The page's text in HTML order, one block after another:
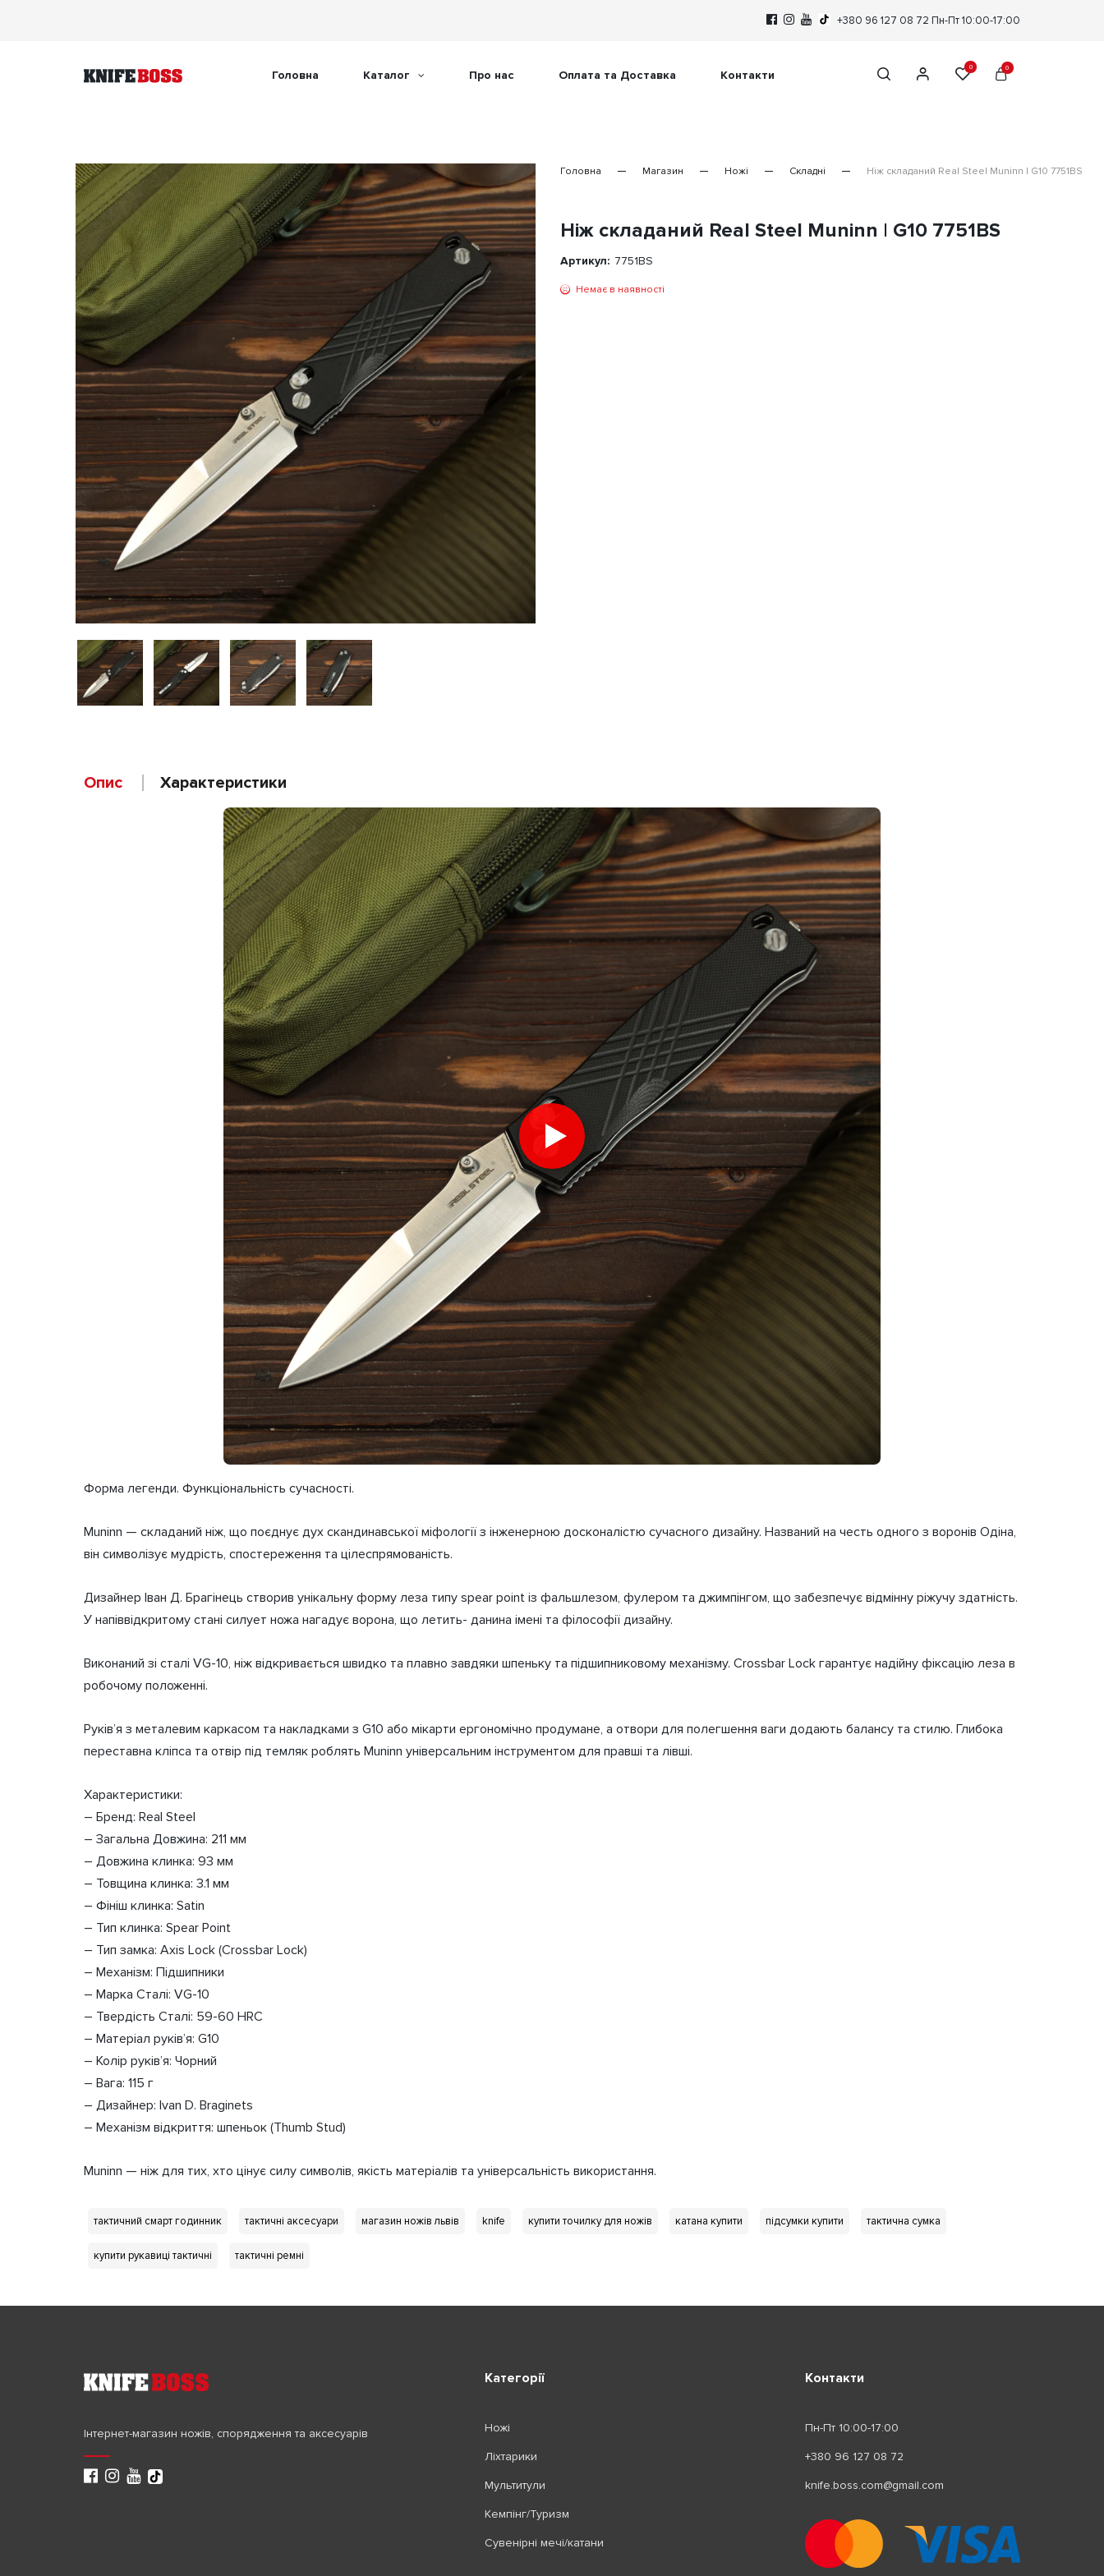
+380 96 127 08 72 Пн-Пт 10:00-17:00
Головна Каталог Про нас Оплата та Доставка Контакти
0 0
Головна Магазин Ножі Складні Ніж складаний Real Steel Muninn | G10 7751BS
Ніж складаний Real Steel Muninn | G10 7751BS
Артикул: 7751BS
Немає в наявності
Опис Характеристики
Форма легенди. Функціональність сучасності.
Muninn — складаний ніж, що поєднує дух скандинавської міфології з інженерною досконалістю сучасного дизайну. Названий на честь одного з воронів Одіна,
він символізує мудрість, спостереження та цілеспрямованість.
Дизайнер Іван Д. Брагінець створив унікальну форму леза типу spear point із фальшлезом, фулером та джимпінгом, що забезпечує відмінну ріжучу здатність.
У напіввідкритому стані силует ножа нагадує ворона, що летить- данина імені та філософії дизайну.
Виконаний зі сталі VG-10, ніж відкривається швидко та плавно завдяки шпеньку та підшипниковому механізму. Crossbar Lock гарантує надійну фіксацію леза в
робочому положенні.
Руків’я з металевим каркасом та накладками з G10 або мікарти ергономічно продумане, а отвори для полегшення ваги додають балансу та стилю. Глибока
переставна кліпса та отвір під темляк роблять Muninn універсальним інструментом для правші та лівші.
Характеристики:
– Бренд: Real Steel
– Загальна Довжина: 211 мм
– Довжина клинка: 93 мм
– Товщина клинка: 3.1 мм
– Фініш клинка: Satin
– Тип клинка: Spear Point
– Тип замка: Axis Lock (Crossbar Lock)
– Механізм: Підшипники
– Марка Сталі: VG-10
– Твердість Сталі: 59-60 HRC
– Матеріал руків’я: G10
– Колір руків’я: Чорний
– Вага: 115 г
– Дизайнер: Ivan D. Braginets
– Механізм відкриття: шпеньок (Thumb Stud)
Muninn — ніж для тих, хто цінує силу символів, якість матеріалів та універсальність використання.
0.25 кг
16 × 10 × 3 см
Real Steel
тактичний смарт годинник тактичні аксесуари магазин ножів львів knife купити точилку для ножів катана купити підсумки купити тактична сумка
купити рукавиці тактичні тактичні ремні
Інтернет-магазин ножів, спорядження та аксесуарів
Категорії
Ножі
Ліхтарики
Мультитули
Кемпінг/Туризм
Сувенірні мечі/катани
Контакти
Пн-Пт 10:00-17:00
+380 96 127 08 72
knife.boss.com@gmail.com